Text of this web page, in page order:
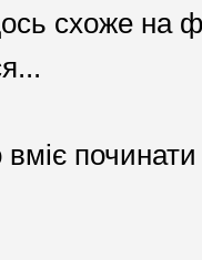
схоже на
починати